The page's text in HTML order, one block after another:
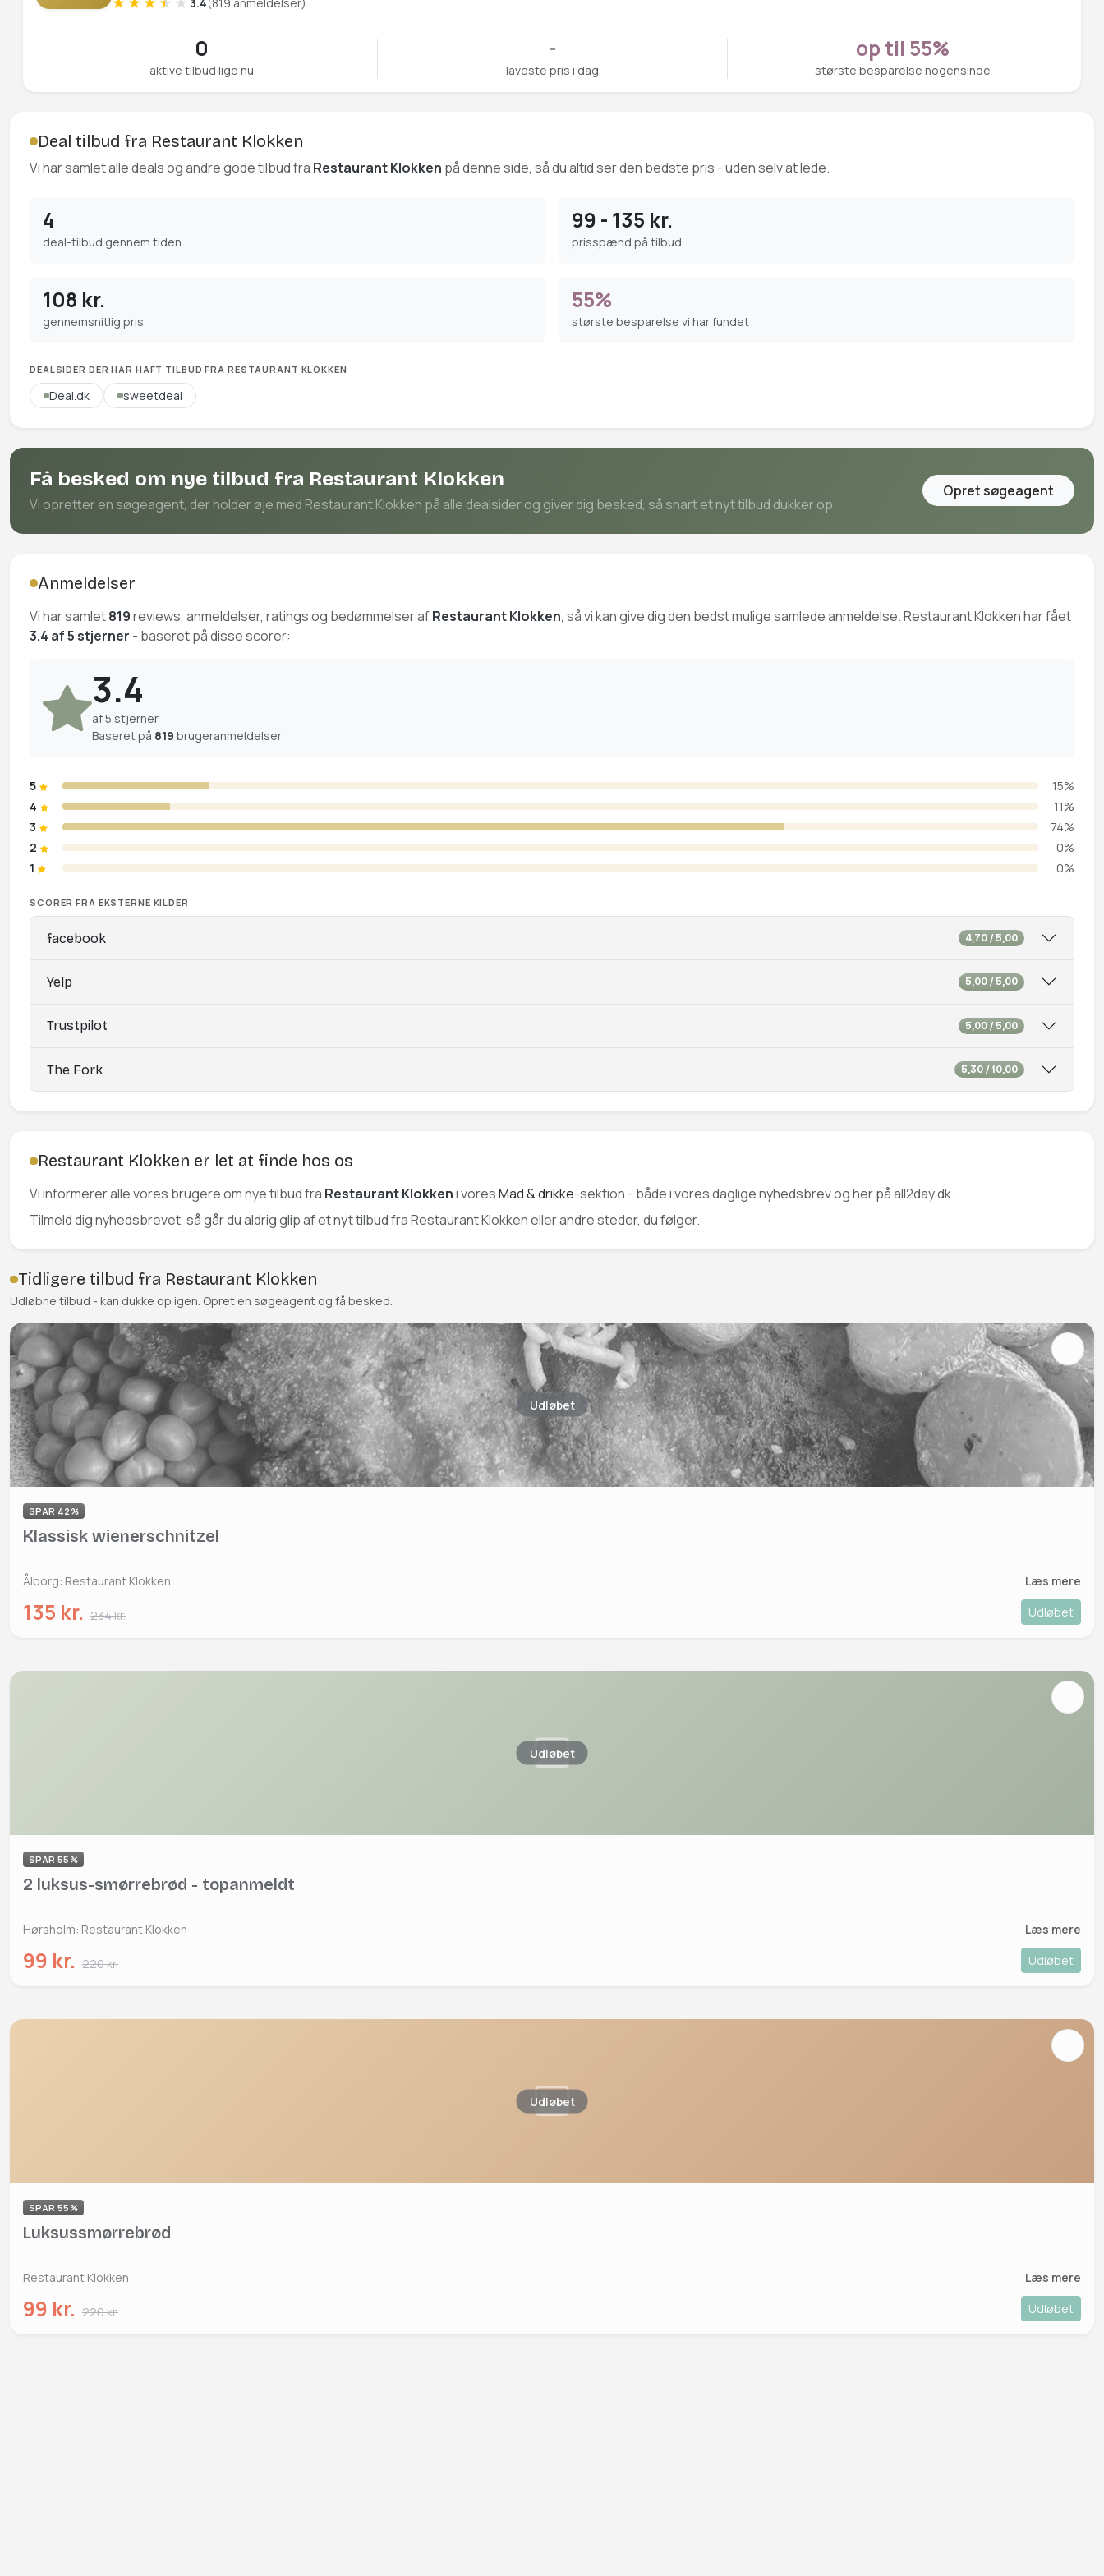
0
aktive tilbud lige nu
-
laveste pris i dag
op til 55%
største besparelse nogensinde
Deal tilbud fra Restaurant Klokken
Vi har samlet alle deals og andre gode tilbud fra Restaurant Klokken på denne side, så du altid ser den bedste pris - uden selv at lede.
4
deal-tilbud gennem tiden
99 - 135 kr.
prisspænd på tilbud
108 kr.
gennemsnitlig pris
55%
største besparelse vi har fundet
DEALSIDER DER HAR HAFT TILBUD FRA RESTAURANT KLOKKEN
Deal.dk sweetdeal
Få besked om nye tilbud fra Restaurant Klokken
Vi opretter en søgeagent, der holder øje med Restaurant Klokken på alle dealsider og giver dig besked, så snart et nyt tilbud dukker op.
Opret søgeagent
Anmeldelser
Vi har samlet819reviews, anmeldelser, ratings og bedømmelser afRestaurant Klokken, så vi kan give dig den bedst mulige samlede anmeldelse. Restaurant Klokken har fået
3.4 af 5 stjerner - baseret på disse scorer:
3.4
af 5 stjerner
Baseret på 819 brugeranmeldelser
5
15%
4
11%
3
74%
2
0%
1
0%
SCORER FRA EKSTERNE KILDER
facebook 4,70 / 5,00
Yelp 5,00 / 5,00
Trustpilot 5,00 / 5,00
The Fork 5,30 / 10,00
Restaurant Klokken er let at finde hos os
Vi informerer alle vores brugere om nye tilbud fra Restaurant Klokkeni voresMad & drikke-sektion - både i vores daglige nyhedsbrev og her på all2day.dk.
Tilmeld dig nyhedsbrevet, så går du aldrig glip af et nyt tilbud fra Restaurant Klokken eller andre steder, du følger.
Tidligere tilbud fra Restaurant Klokken
Udløbne tilbud - kan dukke op igen. Opret en søgeagent og få besked.
Udløbet
SPAR 42%
Klassisk wienerschnitzel
Ålborg: Restaurant Klokken Læs mere
135 kr. 234 kr. Udløbet
Udløbet
SPAR 55%
2 luksus-smørrebrød - topanmeldt
Hørsholm: Restaurant Klokken Læs mere
99 kr. 220 kr. Udløbet
Udløbet
SPAR 55%
Luksussmørrebrød
Restaurant Klokken Læs mere
99 kr. 220 kr. Udløbet